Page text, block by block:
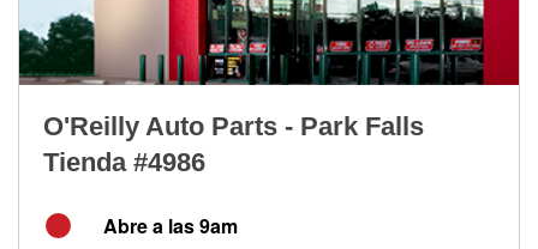
O'Reilly Auto Parts - Park Falls
Tienda #4986
Abre a las 9am